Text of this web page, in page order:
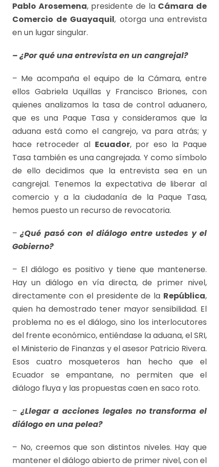
Pablo Arosemena, presidente de la Cámara de
Comercio de Guayaquil, otorga una entrevista
en un lugar singular.
– ¿Por qué una entrevista en un cangrejal?
– Me acompaña el equipo de la Cámara, entre
ellos Gabriela Uquillas y Francisco Briones, con
quienes analizamos la tasa de control aduanero,
que es una Paque Tasa y consideramos que la
aduana está como el cangrejo, va para atrás; y
hace retroceder al Ecuador, por eso la Paque
Tasa también es una cangrejada. Y como símbolo
de ello decidimos que la entrevista sea en un
cangrejal. Tenemos la expectativa de liberar al
comercio y a la ciudadanía de la Paque Tasa,
hemos puesto un recurso de revocatoria.
–¿Qué pasó con el diálogo entre ustedes y el
Gobierno?
– El diálogo es positivo y tiene que mantenerse.
Hay un diálogo en vía directa, de primer nivel,
directamente con el presidente de la República,
quien ha demostrado tener mayor sensibilidad. El
problema no es el diálogo, sino los interlocutores
del frente económico, entiéndase la aduana, el SRI,
el Ministerio de Finanzas y el asesor Patricio Rivera.
Esos cuatro mosqueteros han hecho que el
Ecuador se empantane, no permiten que el
diálogo fluya y las propuestas caen en saco roto.
–¿Llegar a acciones legales no transforma el
diálogo en una pelea?
– No, creemos que son distintos niveles. Hay que
mantener el diálogo abierto de primer nivel, con el